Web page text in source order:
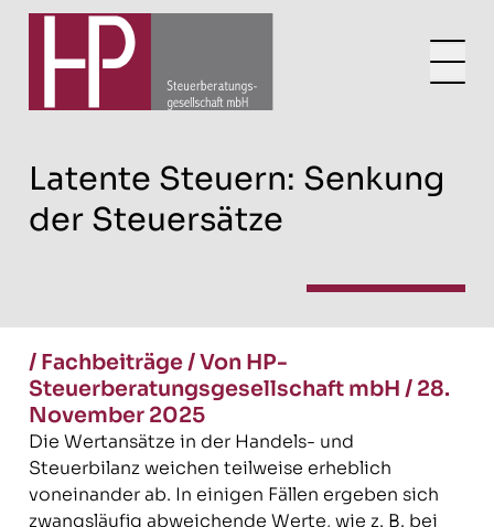
Latente Steuern: Senkung
der Steuersätze
/ Fachbeiträge/Von HP-
Steuerberatungsgesellschaft mbH / 28.
November 2025
Die Wertansätze in der Handels- und
Steuerbilanz weichen teilweise erheblich
voneinander ab. In einigen Fällen ergeben sich
zwangsläufig abweichende Werte, wie z. B. bei